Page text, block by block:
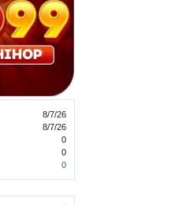
8/7/26
8/7/26
0
0
0